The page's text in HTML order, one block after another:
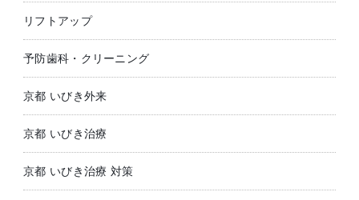
リフトアップ
予防歯科・クリーニング
京都 いびき外来
京都 いびき治療
京都 いびき治療 対策